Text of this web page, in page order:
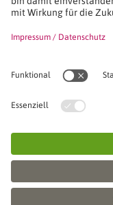
Inhouseanfragen
Seminarreihen
VWA stellt sich vor
Unser SVWA-Team
Veranstaltungsorte